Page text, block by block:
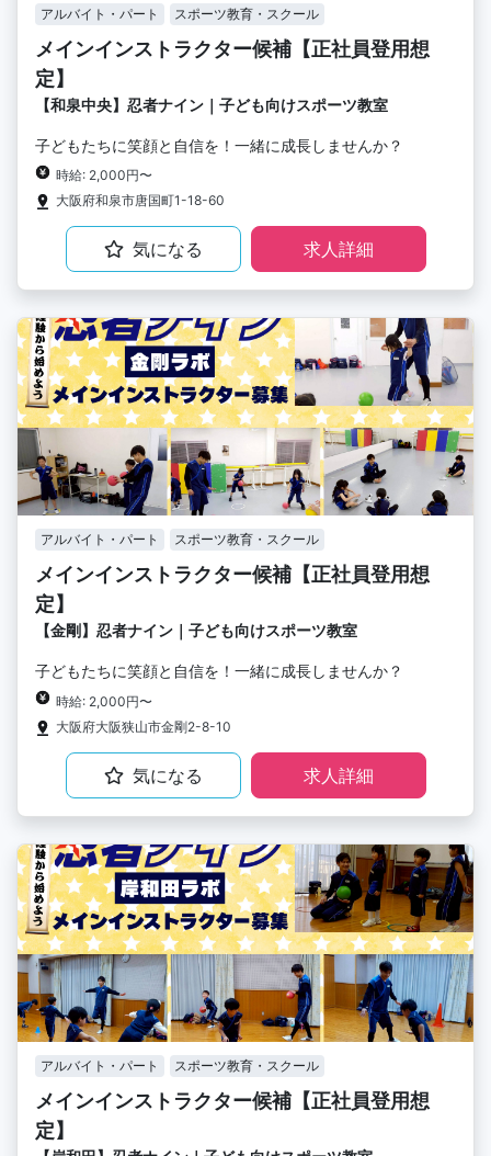
アルバイト・パート スポーツ教育・スクール
メインインストラクター候補【正社員登用想
定】
【和泉中央】忍者ナイン｜子ども向けスポーツ教室
子どもたちに笑顔と自信を！一緒に成長しませんか？
時給: 2,000円〜
大阪府和泉市唐国町1-18-60
気になる 求人詳細
アルバイト・パート スポーツ教育・スクール
メインインストラクター候補【正社員登用想
定】
【金剛】忍者ナイン｜子ども向けスポーツ教室
子どもたちに笑顔と自信を！一緒に成長しませんか？
時給: 2,000円〜
大阪府大阪狭山市金剛2-8-10
気になる 求人詳細
アルバイト・パート スポーツ教育・スクール
メインインストラクター候補【正社員登用想
定】